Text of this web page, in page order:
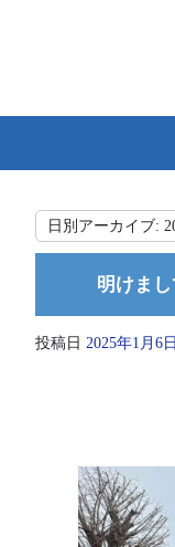
日別アーカイブ:
明けまし
投稿日 2025年1月6日